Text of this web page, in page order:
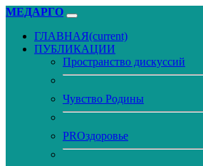
МЕДАРГО
ГЛАВНАЯ(current)
ПУБЛИКАЦИИ
Пространство дискуссий
Чувство Родины
PROздоровье